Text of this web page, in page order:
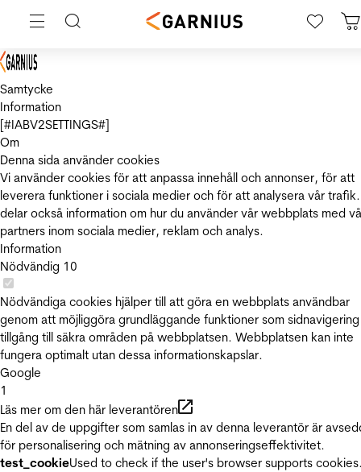
Samtycke
Information
[#IABV2SETTINGS#]
Om
Denna sida använder cookies
Vi använder cookies för att anpassa innehåll och annonser, för att
leverera funktioner i sociala medier och för att analysera vår
delar också information om hur du använder vår webbplats med
partners inom sociala medier, reklam och analys.
Information
Nödvändig 10
Nödvändiga cookies hjälper till att göra en webbplats användbar
genom att möjliggöra grundläggande funktioner som
tillgång till säkra områden på webbplatsen. Webbplatsen kan inte
fungera optimalt utan dessa informationskapslar.
Google
1
Läs mer om den här leverantören
En del av de uppgifter som samlas in av denna leverantör är
för personalisering och mätning av annonseringseffektivitet.
test_cookieUsed to check if the user's browser supports